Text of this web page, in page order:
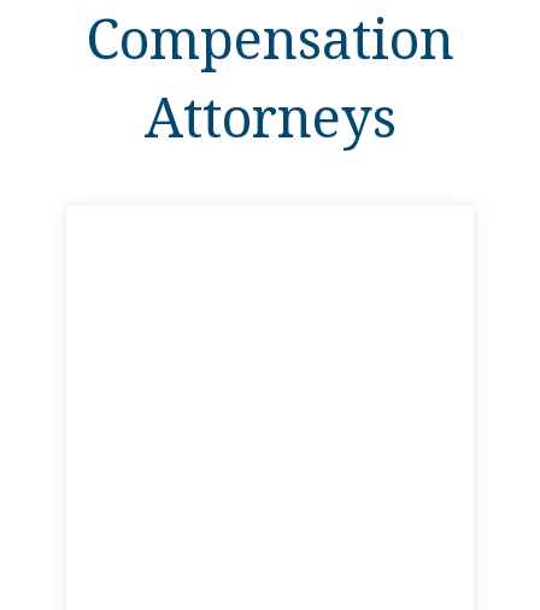
Compensation
Attorneys